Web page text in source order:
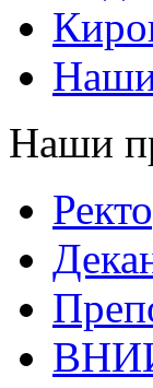
Наши